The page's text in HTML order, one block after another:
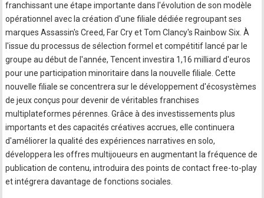
franchissant une étape importante dans l'évolution de son modèle
opérationnel avec la création d'une filiale dédiée regroupant ses
marques Assassin's Creed, Far Cry et Tom Clancy's Rainbow Six. À
l'issue du processus de sélection formel et compétitif lancé par le
groupe au début de l'année, Tencent investira 1,16 milliard d'euros
pour une participation minoritaire dans la nouvelle filiale. Cette
nouvelle filiale se concentrera sur le développement d'écosystèmes
de jeux conçus pour devenir de véritables franchises
multiplateformes pérennes. Grâce à des investissements plus
importants et des capacités créatives accrues, elle continuera
d'améliorer la qualité des expériences narratives en solo,
développera les offres multijoueurs en augmentant la fréquence de
publication de contenu, introduira des points de contact free-to-play
et intégrera davantage de fonctions sociales.